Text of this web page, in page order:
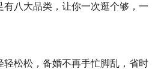
八大品类，让你一次逛个够，一
松松，备婚不再手忙脚乱，省时